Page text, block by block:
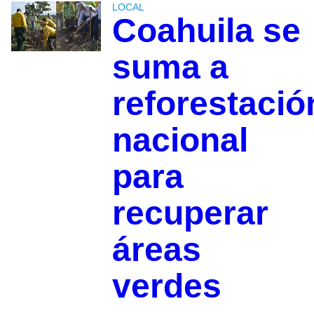
LOCAL
Coahuila se
suma a
nacional
para
recuperar
áreas
verdes